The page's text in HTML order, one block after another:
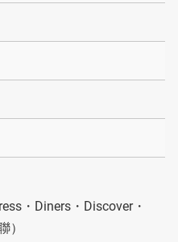
・Diners・Discover・
）